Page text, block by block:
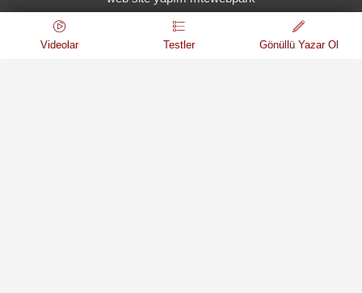
Videolar Testler Gönüllü Yazar Ol